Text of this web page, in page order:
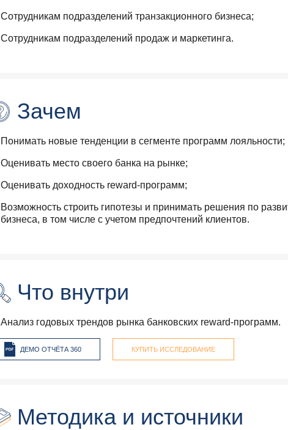
Сотрудникам подразделений транзакционного бизнеса;
Сотрудникам подразделений продаж и маркетинга.
Зачем
Понимать новые тенденции в сегменте программ лояльности;
Оценивать место своего банка на рынке;
Оценивать доходность reward-программ;
Возможность строить гипотезы и принимать решения по
бизнеса, в том числе с учетом предпочтений клиентов.
Что внутри
Анализ годовых трендов рынка банковских reward-программ.
ДЕМО ОТЧЁТА 360 КУПИТЬ ИССЛЕДОВАНИЕ
Методика и источники